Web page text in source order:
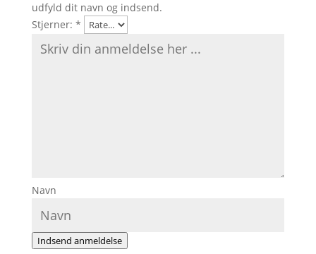
udfyld dit navn og indsend.
Stjerner: *
Navn
Indsend anmeldelse